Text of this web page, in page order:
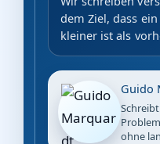
dem Ziel, dass
kleiner ist als
Guido
ohne